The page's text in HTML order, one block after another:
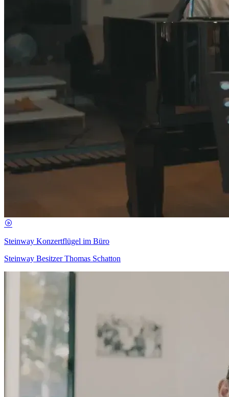
Steinway Konzertflügel im Büro
Steinway Besitzer Thomas Schatton